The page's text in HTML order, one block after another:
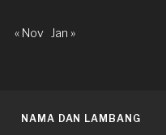
« Nov Jan »
NAMA DAN LAMBANG